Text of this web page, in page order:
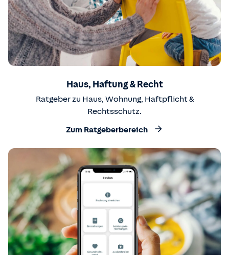
Haus, Haftung & Recht
Ratgeber zu Haus, Wohnung, Haftpflicht &
Rechtsschutz.
Zum Ratgeberbereich